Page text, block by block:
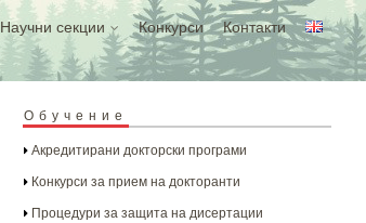
Научни секции Конкурси Контакти
Обучение
Акредитирани докторски програми
Конкурси за прием на докторанти
Процедури за защита на дисертации